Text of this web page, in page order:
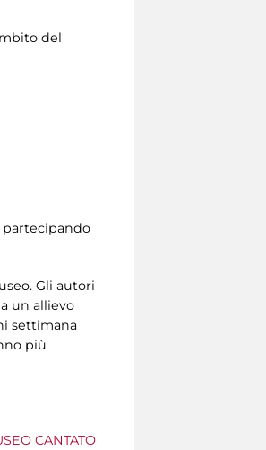
del
partecipando
Gli autori
un allievo
settimana
più
CANTATO